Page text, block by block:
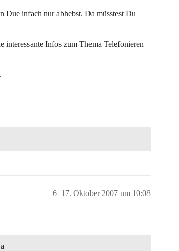
Due infach nur abhebst. Da müsstest Du
interessante Infos zum Thema Telefonieren
17. Oktober 2007 um 10:08
6